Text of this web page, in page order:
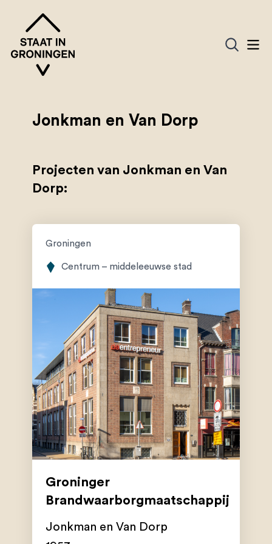
Jonkman en Van Dorp
Projecten van Jonkman en Van
Dorp:
Groningen
Centrum – middeleeuwse stad
Groninger
Brandwaarborgmaatschappij
Jonkman en Van Dorp